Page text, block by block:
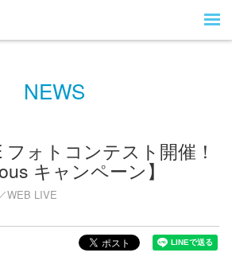
NEWS
フォトコンテスト開催！
キャンペーン】
WEB LIVE